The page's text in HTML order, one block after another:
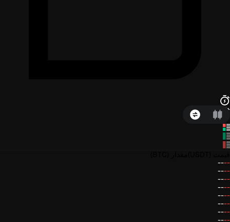
--
--
--
--
--
--
--
--
--
--
--
--
--
--
--
--